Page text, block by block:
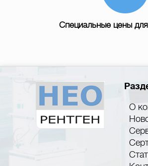
Специальные цены
О